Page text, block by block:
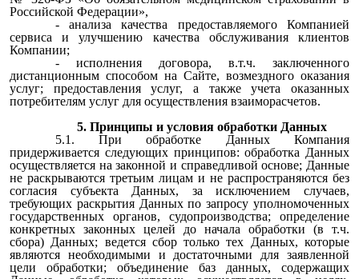
Российской Федерации»,
- анализа качества предоставляемого Компанией
сервиса и улучшению качества обслуживания клиентов
Компании;
- исполнения договора, в.т.ч. заключенного
дистанционным способом на Сайте, возмездного оказания
услуг; предоставления услуг, а также учета оказанных
потребителям услуг для осуществления взаиморасчетов.
5. Принципы и условия обработки Данных
5.1. При обработке Данных Компания
придерживается следующих принципов: обработка Данных
осуществляется на законной и справедливой основе; Данные
не раскрываются третьим лицам и не распространяются без
согласия субъекта Данных, за исключением случаев,
требующих раскрытия Данных по запросу уполномоченных
государственных органов, судопроизводства; определение
конкретных законных целей до начала обработки (в т.ч.
сбора) Данных; ведется сбор только тех Данных, которые
являются необходимыми и достаточными для заявленной
цели обработки; объединение баз данных, содержащих